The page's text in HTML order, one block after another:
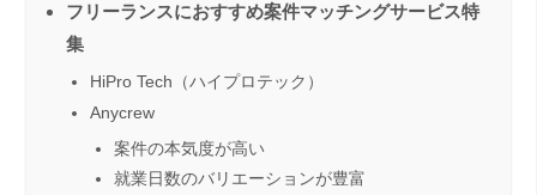
フリーランスにおすすめ案件マッチングサービス特
集
HiPro Tech（ハイプロテック）
Anycrew
案件の本気度が高い
就業日数のバリエーションが豊富